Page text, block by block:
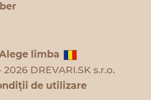
limba
DREVARI.SK s.r.o.
de utilizare